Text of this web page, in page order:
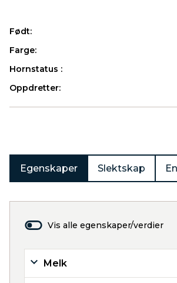
Født:
Farge:
Hornstatus :
Oppdretter:
Egenskaper Slektskap
Vis alle egenskaper/verdier
Melk